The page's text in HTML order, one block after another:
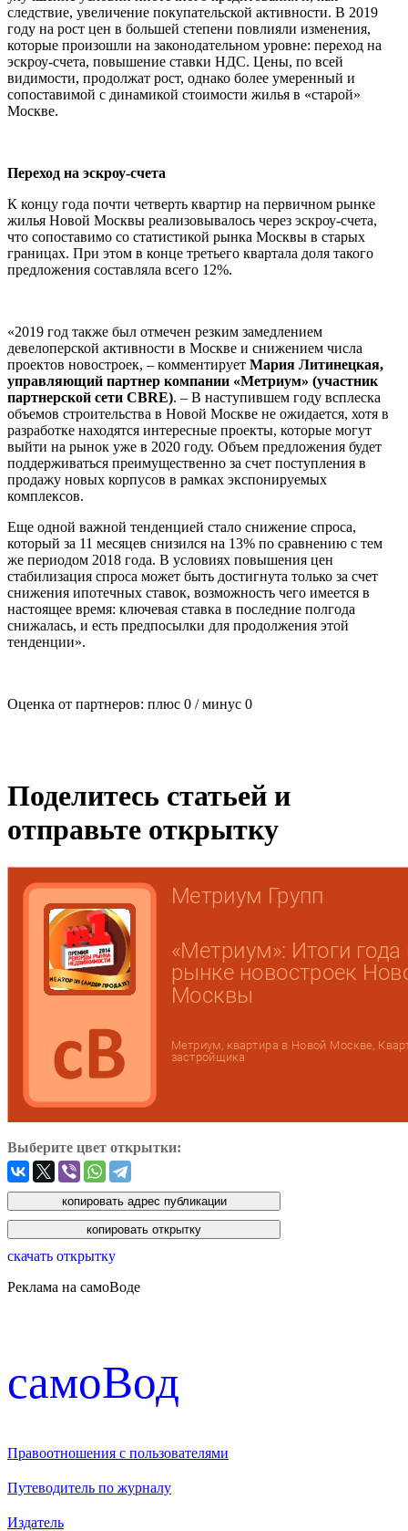
следствие, увеличение покупательской активности. В 2019
году на рост цен в большей степени повлияли изменения,
которые произошли на законодательном уровне: переход на
эскроу-счета, повышение ставки НДС. Цены, по всей
видимости, продолжат рост, однако более умеренный и
сопоставимой с динамикой стоимости жилья в «старой»
Москве.
Переход на эскроу-счета
К концу года почти четверть квартир на первичном рынке
жилья Новой Москвы реализовывалось через эскроу-счета,
что сопоставимо со статистикой рынка Москвы в старых
границах. При этом в конце третьего квартала доля такого
предложения составляла всего 12%.
«2019 год также был отмечен резким замедлением
девелоперской активности в Москве и снижением числа
проектов новостроек, – комментирует Мария Литинецкая,
управляющий партнер компании «Метриум» (участник
партнерской сети CBRE). – В наступившем году всплеска
объемов строительства в Новой Москве не ожидается, хотя в
разработке находятся интересные проекты, которые могут
выйти на рынок уже в 2020 году. Объем предложения будет
поддерживаться преимущественно за счет поступления в
продажу новых корпусов в рамках экспонируемых
комплексов.
Еще одной важной тенденцией стало снижение спроса,
который за 11 месяцев снизился на 13% по сравнению с тем
же периодом 2018 года. В условиях повышения цен
стабилизация спроса может быть достигнута только за счет
снижения ипотечных ставок, возможность чего имеется в
настоящее время: ключевая ставка в последние полгода
снижалась, и есть предпосылки для продолжения этой
тенденции».
Оценка от партнеров: плюс 0 / минус 0
Поделитесь статьей и
отправьте открытку
Выберите цвет открытки:
скачать открытку
Реклама на самоВоде
cамоВод
Правоотношения с пользователями
Путеводитель по журналу
Издатель